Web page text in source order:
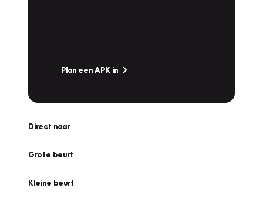
Plan een APK in
Direct naar
Grote beurt
Kleine beurt